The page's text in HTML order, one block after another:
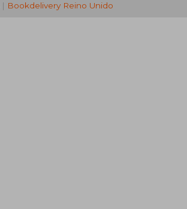
| Bookdelivery Reino Unido